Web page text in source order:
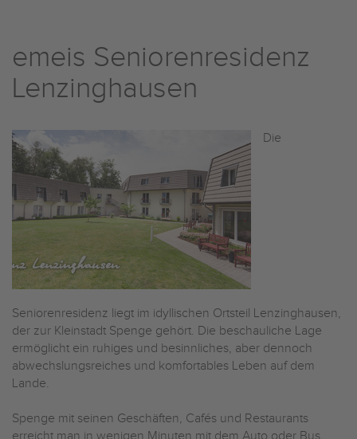
emeis Seniorenresidenz
Lenzinghausen
Die
Seniorenresidenz liegt im idyllischen Ortsteil Lenzinghausen,
der zur Kleinstadt Spenge gehört. Die beschauliche Lage
ermöglicht ein ruhiges und besinnliches, aber dennoch
abwechslungsreiches und komfortables Leben auf dem
Lande.
Spenge mit seinen Geschäften, Cafés und Restaurants